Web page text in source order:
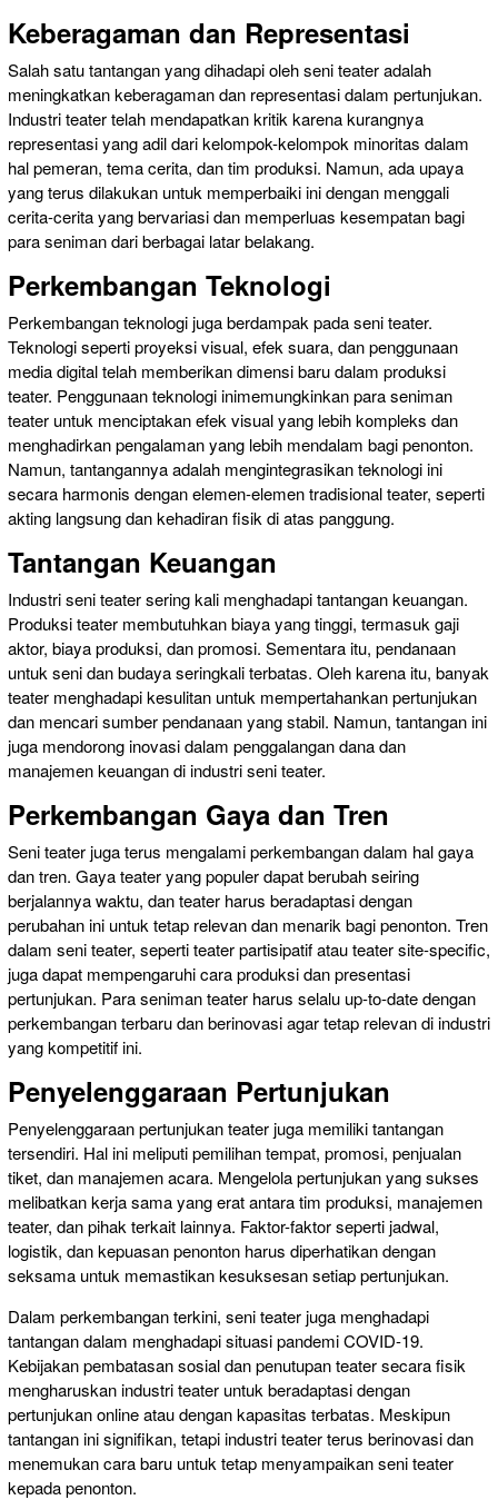
Keberagaman dan Representasi
Salah satu tantangan yang dihadapi oleh seni teater adalah
meningkatkan keberagaman dan representasi dalam pertunjukan.
Industri teater telah mendapatkan kritik karena kurangnya
representasi yang adil dari kelompok-kelompok minoritas dalam
hal pemeran, tema cerita, dan tim produksi. Namun, ada upaya
yang terus dilakukan untuk memperbaiki ini dengan menggali
cerita-cerita yang bervariasi dan memperluas kesempatan bagi
para seniman dari berbagai latar belakang.
Perkembangan Teknologi
Perkembangan teknologi juga berdampak pada seni teater.
Teknologi seperti proyeksi visual, efek suara, dan penggunaan
media digital telah memberikan dimensi baru dalam produksi
teater. Penggunaan teknologi inimemungkinkan para seniman
teater untuk menciptakan efek visual yang lebih kompleks dan
menghadirkan pengalaman yang lebih mendalam bagi penonton.
Namun, tantangannya adalah mengintegrasikan teknologi ini
secara harmonis dengan elemen-elemen tradisional teater, seperti
akting langsung dan kehadiran fisik di atas panggung.
Tantangan Keuangan
Industri seni teater sering kali menghadapi tantangan keuangan.
Produksi teater membutuhkan biaya yang tinggi, termasuk gaji
aktor, biaya produksi, dan promosi. Sementara itu, pendanaan
untuk seni dan budaya seringkali terbatas. Oleh karena itu, banyak
teater menghadapi kesulitan untuk mempertahankan pertunjukan
dan mencari sumber pendanaan yang stabil. Namun, tantangan ini
juga mendorong inovasi dalam penggalangan dana dan
manajemen keuangan di industri seni teater.
Perkembangan Gaya dan Tren
Seni teater juga terus mengalami perkembangan dalam hal gaya
dan tren. Gaya teater yang populer dapat berubah seiring
berjalannya waktu, dan teater harus beradaptasi dengan
perubahan ini untuk tetap relevan dan menarik bagi penonton. Tren
dalam seni teater, seperti teater partisipatif atau teater site-specific,
juga dapat mempengaruhi cara produksi dan presentasi
pertunjukan. Para seniman teater harus selalu up-to-date dengan
perkembangan terbaru dan berinovasi agar tetap relevan di industri
yang kompetitif ini.
Penyelenggaraan Pertunjukan
Penyelenggaraan pertunjukan teater juga memiliki tantangan
tersendiri. Hal ini meliputi pemilihan tempat, promosi, penjualan
tiket, dan manajemen acara. Mengelola pertunjukan yang sukses
melibatkan kerja sama yang erat antara tim produksi, manajemen
teater, dan pihak terkait lainnya. Faktor-faktor seperti jadwal,
logistik, dan kepuasan penonton harus diperhatikan dengan
seksama untuk memastikan kesuksesan setiap pertunjukan.
Dalam perkembangan terkini, seni teater juga menghadapi
tantangan dalam menghadapi situasi pandemi COVID-19.
Kebijakan pembatasan sosial dan penutupan teater secara fisik
mengharuskan industri teater untuk beradaptasi dengan
pertunjukan online atau dengan kapasitas terbatas. Meskipun
tantangan ini signifikan, tetapi industri teater terus berinovasi dan
menemukan cara baru untuk tetap menyampaikan seni teater
kepada penonton.